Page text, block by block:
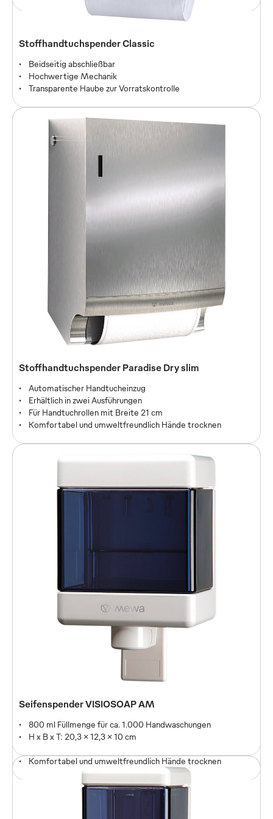
Stoffhandtuchspender Classic
Beidseitig abschließbar
Hochwertige Mechanik
Transparente Haube zur Vorratskontrolle
Stoffhandtuchspender Classic
Beidseitig abschließbar
Hochwertige Mechanik
Transparente Haube zur Vorratskontrolle
Stoffhandtuchspender Paradise Dry slim
Automatischer Handtucheinzug
Erhältlich in zwei Ausführungen
Für Handtuchrollen mit Breite 21 cm
Komfortabel und umweltfreundlich Hände trocknen
Stoffhandtuchspender Paradise Dry slim
Automatischer Handtucheinzug
Erhältlich in zwei Ausführungen
Komfortabel und umweltfreundlich Hände trocknen
Seifenspender VISIOSOAP AM
800 ml Füllmenge für ca. 1.000 Handwaschungen
H x B x T: 20,3 x 12,3 x 10 cm